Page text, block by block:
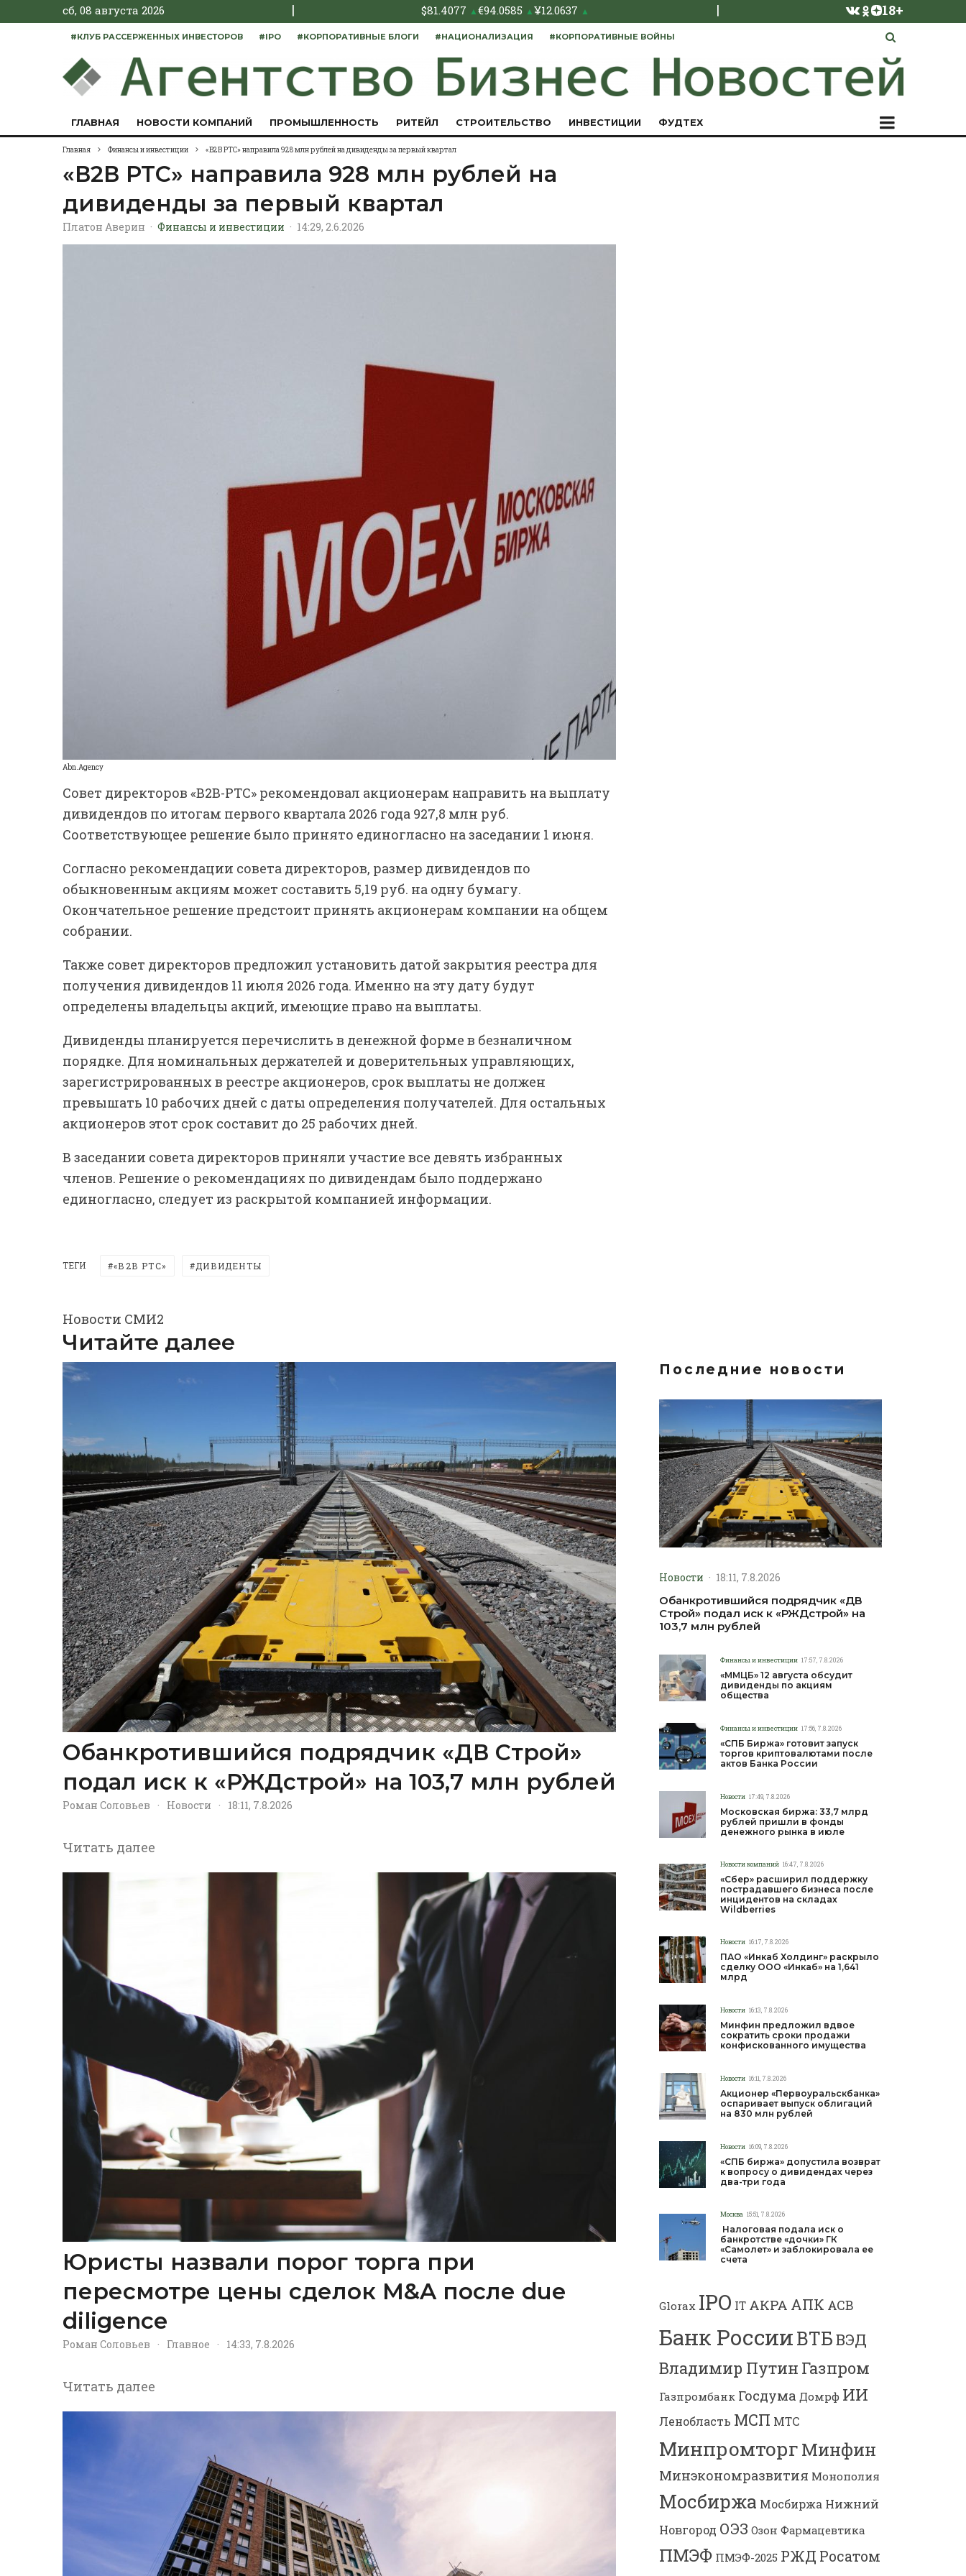
сб, 08 августа 2026 | $81.4077 ▲€94.0585 ▲¥12.0637 ▲ | 18+
#КЛУБ РАССЕРЖЕННЫХ ИНВЕСТОРОВ #IPO #КОРПОРАТИВНЫЕ БЛОГИ #НАЦИОНАЛИЗАЦИЯ #КОРПОРАТИВНЫЕ ВОЙНЫ
ГЛАВНАЯ НОВОСТИ КОМПАНИЙ ПРОМЫШЛЕННОСТЬ РИТЕЙЛ СТРОИТЕЛЬСТВО ИНВЕСТИЦИИ ФУДТЕХ
Главная Финансы и инвестиции «В2В РТС» направила 928 млн рублей на дивиденды за первый квартал
«В2В РТС» направила 928 млн рублей на
дивиденды за первый квартал
Платон Аверин · Финансы и инвестиции · 14:29, 2.6.2026
Abn.Agency
Совет директоров «В2В-РТС» рекомендовал акционерам направить на выплату
дивидендов по итогам первого квартала 2026 года 927,8 млн руб.
Соответствующее решение было принято единогласно на заседании 1 июня.
Согласно рекомендации совета директоров, размер дивидендов по
обыкновенным акциям может составить 5,19 руб. на одну бумагу.
Окончательное решение предстоит принять акционерам компании на общем
собрании.
Также совет директоров предложил установить датой закрытия реестра для
получения дивидендов 11 июля 2026 года. Именно на эту дату будут
определены владельцы акций, имеющие право на выплаты.
Дивиденды планируется перечислить в денежной форме в безналичном
порядке. Для номинальных держателей и доверительных управляющих,
зарегистрированных в реестре акционеров, срок выплаты не должен
превышать 10 рабочих дней с даты определения получателей. Для остальных
акционеров этот срок составит до 25 рабочих дней.
В заседании совета директоров приняли участие все девять избранных
членов. Решение о рекомендациях по дивидендам было поддержано
единогласно, следует из раскрытой компанией информации.
ТЕГИ «В2В РТС» ДИВИДЕНТЫ
Новости СМИ2
Читайте далее
Обанкротившийся подрядчик «ДВ Строй»
подал иск к «РЖДстрой» на 103,7 млн рублей
Роман Соловьев · Новости · 18:11, 7.8.2026
Читать далее
Юристы назвали порог торга при
пересмотре цены сделок M&A после due
diligence
Роман Соловьев · Главное · 14:33, 7.8.2026
Читать далее
Последние новости
Новости · 18:11, 7.8.2026
Обанкротившийся подрядчик «ДВ
Строй» подал иск к «РЖДстрой» на
103,7 млн рублей
Финансы и инвестиции 17:57, 7.8.2026
«ММЦБ» 12 августа обсудит
дивиденды по акциям
общества
Финансы и инвестиции 17:56, 7.8.2026
«СПБ Биржа» готовит запуск
торгов криптовалютами после
актов Банка России
Новости 17:49, 7.8.2026
Московская биржа: 33,7 млрд
рублей пришли в фонды
денежного рынка в июле
Новости компаний 16:47, 7.8.2026
«Сбер» расширил поддержку
пострадавшего бизнеса после
инцидентов на складах
Wildberries
Новости 16:17, 7.8.2026
ПАО «Инкаб Холдинг» раскрыло
сделку ООО «Инкаб» на 1,641
млрд
Новости 16:13, 7.8.2026
Минфин предложил вдвое
сократить сроки продажи
конфискованного имущества
Новости 16:11, 7.8.2026
Акционер «Первоуральскбанка»
оспаривает выпуск облигаций
на 830 млн рублей
Новости 16:09, 7.8.2026
«СПБ биржа» допустила возврат
к вопросу о дивидендах через
два-три года
Москва 15:51, 7.8.2026
Налоговая подала иск о
банкротстве «дочки» ГК
«Самолет» и заблокировала ее
счета
Glorax IPO IT АКРА АПК АСВ
Банк РоссииВТБВЭД
Владимир Путин Газпром
Газпромбанк Госдума Домрф ИИ
Ленобласть МСП МТС
МинпромторгМинфин
Минэкономразвития Монополия
Мосбиржа Мосбиржа Нижний
Новгород ОЭЗ Озон Фармацевтика
ПМЭФ ПМЭФ-2025 РЖД Росатом